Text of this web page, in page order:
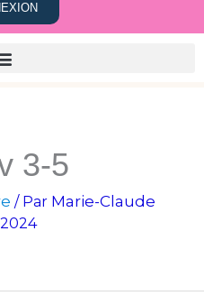
3-5
/ Par Marie-Claude